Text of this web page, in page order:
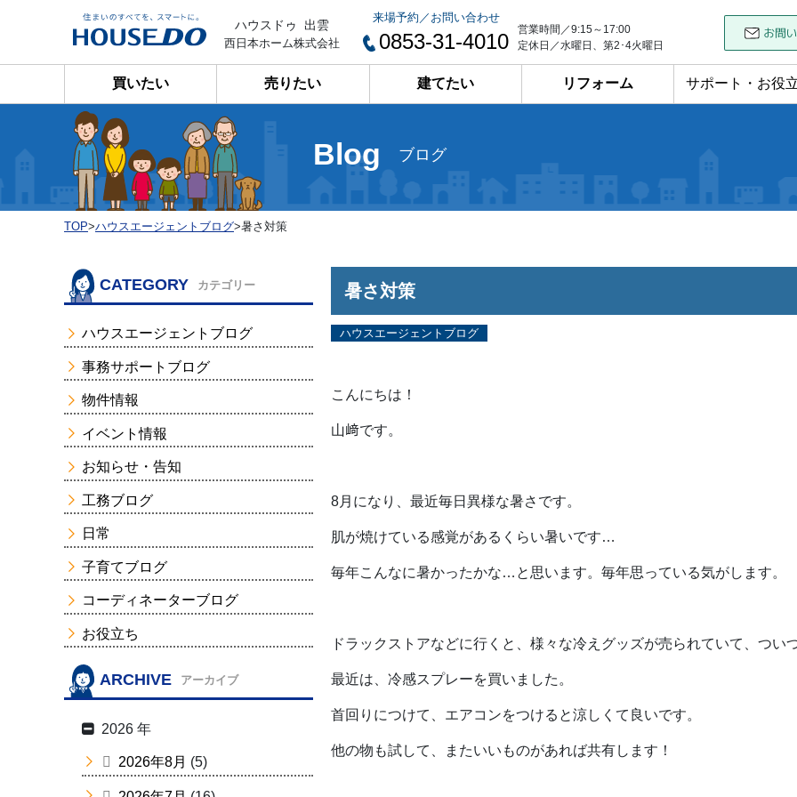
ハウスドゥ 出雲
西日本ホーム株式会社
来場予約／お問い合わせ
0853-31-4010
営業時間／9:15～17:00
定休日／水曜日、第2･4火曜日
買いたい 売りたい 建てたい リフォーム サポート・お役
Blog ブログ
TOP>ハウスエージェントブログ>暑さ対策
暑さ対策
ハウスエージェントブログ
こんにちは！
山﨑です。
8月になり、最近毎日異様な暑さです。
肌が焼けている感覚があるくらい暑いです…
毎年こんなに暑かったかな…と思います。毎年思っている気がします。
ドラックストアなどに行くと、様々な冷えグッズが売られていて、つい
最近は、冷感スプレーを買いました。
首回りにつけて、エアコンをつけると涼しくて良いです。
他の物も試して、またいいものがあれば共有します！
CATEGORY カテゴリー
ハウスエージェントブログ
事務サポートブログ
物件情報
イベント情報
お知らせ・告知
工務ブログ
日常
子育てブログ
コーディネーターブログ
お役立ち
ARCHIVE アーカイブ
2026 年
2026年8月 (5)